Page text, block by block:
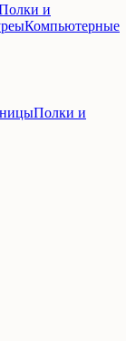
и
Компьютерные
Полки и